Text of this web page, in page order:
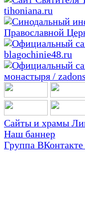
Сайты и храмы
Наш баннер
Группа